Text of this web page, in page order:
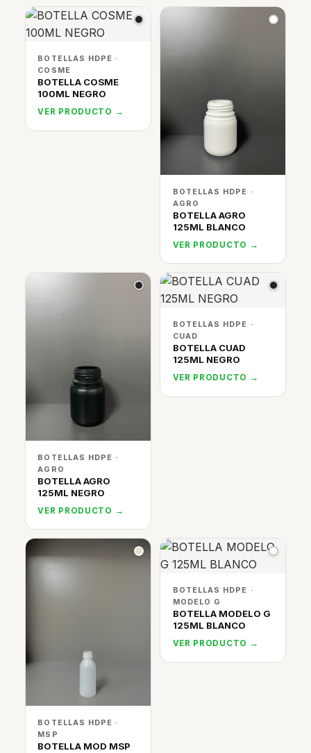
BOTELLAS HDPE ·
COSME
BOTELLA COSME
100ML NEGRO
VER PRODUCTO →
BOTELLAS HDPE ·
AGRO
BOTELLA AGRO
125ML BLANCO
VER PRODUCTO →
BOTELLAS HDPE ·
AGRO
BOTELLA AGRO
125ML NEGRO
VER PRODUCTO →
BOTELLAS HDPE ·
CUAD
BOTELLA CUAD
125ML NEGRO
VER PRODUCTO →
BOTELLAS HDPE ·
MSP
BOTELLA MOD MSP
BOTELLAS HDPE ·
MODELO G
BOTELLA MODELO G
125ML BLANCO
VER PRODUCTO →